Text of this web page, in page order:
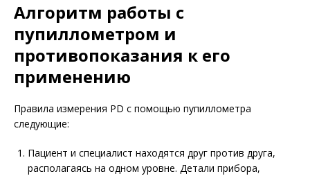
Алгоритм работы с
пупиллометром и
противопоказания к его
применению
Правила измерения PD с помощью пупиллометра
следующие:
Пациент и специалист находятся друг против друга,
располагаясь на одном уровне. Детали прибора,